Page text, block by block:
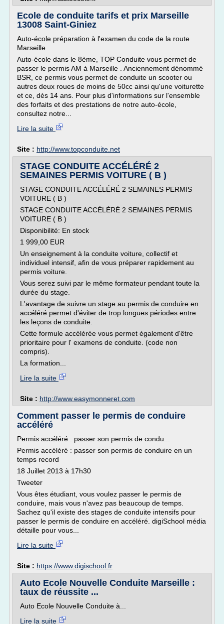
Ecole de conduite tarifs et prix Marseille
13008 Saint-Giniez
Auto-école préparation à l'examen du code de la route
Marseille
Auto-école dans le 8ème, TOP Conduite vous permet de
passer le permis AM à Marseille . Anciennement dénommé
BSR, ce permis vous permet de conduite un scooter ou
autres deux roues de moins de 50cc ainsi qu'une voiturette
et ce, dès 14 ans. Pour plus d'informations sur l'ensemble
des forfaits et des prestations de notre auto-école,
consultez notre...
Lire la suite
Site : http://www.topconduite.net
STAGE CONDUITE ACCÉLÉRÉ 2
SEMAINES PERMIS VOITURE ( B )
STAGE CONDUITE ACCÉLÉRÉ 2 SEMAINES PERMIS
VOITURE ( B )
STAGE CONDUITE ACCÉLÉRÉ 2 SEMAINES PERMIS
VOITURE ( B )
Disponibilité: En stock
1 999,00 EUR
Un enseignement à la conduite voiture, collectif et
individuel intensif, afin de vous préparer rapidement au
permis voiture.
Vous serez suivi par le même formateur pendant toute la
durée du stage.
L'avantage de suivre un stage au permis de conduire en
accéléré permet d'éviter de trop longues périodes entre
les leçons de conduite.
Cette formule accélérée vous permet également d'être
prioritaire pour l' examens de conduite. (code non
compris).
La formation...
Lire la suite
Site : http://www.easymonneret.com
Comment passer le permis de conduire
accéléré
Permis accéléré : passer son permis de condu...
Permis accéléré : passer son permis de conduire en un
temps record
18 Juillet 2013 à 17h30
Tweeter
Vous êtes étudiant, vous voulez passer le permis de
conduire, mais vous n'avez pas beaucoup de temps.
Sachez qu'il existe des stages de conduite intensifs pour
passer le permis de conduire en accéléré. digiSchool média
détaille pour vous...
Lire la suite
Site : https://www.digischool.fr
Auto Ecole Nouvelle Conduite Marseille :
taux de réussite ...
Auto Ecole Nouvelle Conduite à...
Lire la suite